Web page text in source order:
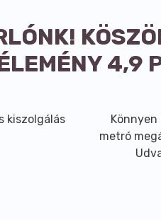
4,9
kiszolgálás
metró